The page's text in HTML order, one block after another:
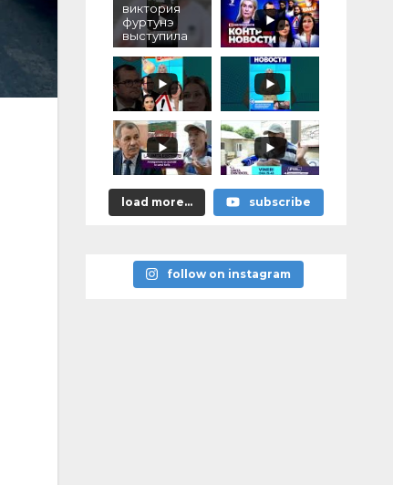
виктория
фуртунэ
выступила
против
уничтожени
я
памятников
героям
победы над
нацизмом
load more... subscribe
follow on instagram